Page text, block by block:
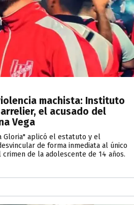
machista: Instituto
el acusado del
Vega
Gloria" aplicó el estatuto y el
de forma inmediata al único
de la adolescente de 14 años.